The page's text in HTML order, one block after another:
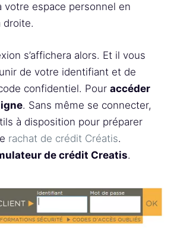
votre espace personnel en
droite.
s’affichera alors. Et il vous
de votre identifiant et de
confidentiel. Pour accéder
. Sans même se connecter,
à disposition pour préparer
rachat de crédit Créatis.
de crédit Creatis.